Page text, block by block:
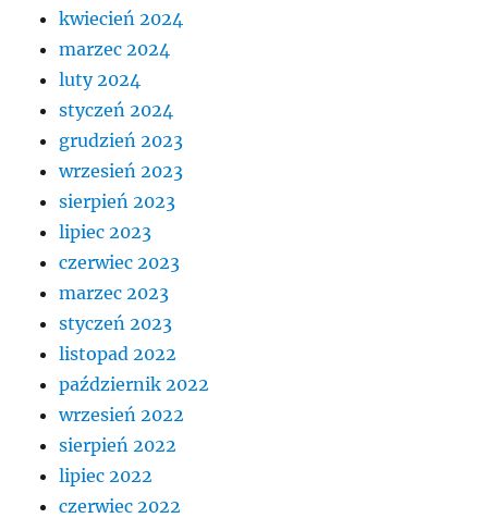
kwiecień 2024
marzec 2024
luty 2024
styczeń 2024
grudzień 2023
wrzesień 2023
sierpień 2023
lipiec 2023
czerwiec 2023
marzec 2023
styczeń 2023
listopad 2022
październik 2022
wrzesień 2022
sierpień 2022
lipiec 2022
czerwiec 2022